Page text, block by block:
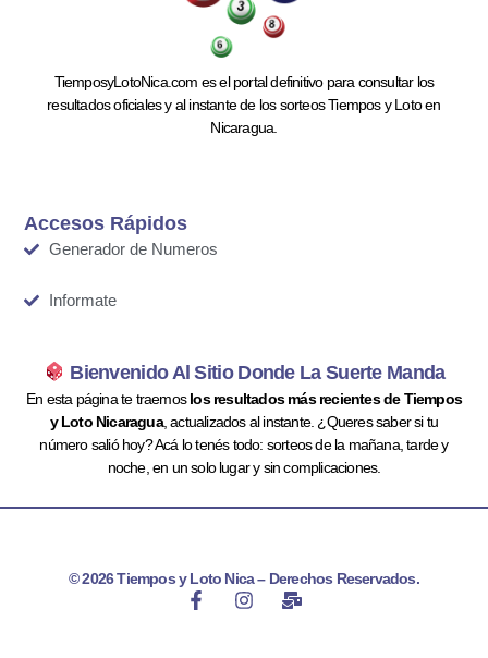
TiemposyLotoNica.com es el portal definitivo para consultar los
resultados oficiales y al instante de los sorteos Tiempos y Loto en
Nicaragua.
Accesos Rápidos
Generador de Numeros
Informate
Bienvenido Al Sitio Donde La Suerte Manda
En esta página te traemoslos resultados más recientes de Tiempos
y Loto Nicaragua, actualizados al instante. ¿Queres saber si tu
número salió hoy? Acá lo tenés todo: sorteos de la mañana, tarde y
noche, en un solo lugar y sin complicaciones.
© 2026 Tiempos y Loto Nica – Derechos Reservados.
F
a
I
M